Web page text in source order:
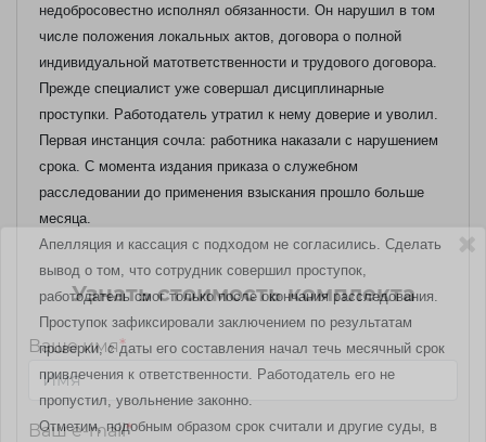
недобросовестно исполнял обязанности. Он нарушил в том
числе положения локальных актов, договора о полной
индивидуальной матответственности и трудового договора.
Прежде специалист уже совершал дисциплинарные
проступки. Работодатель утратил к нему доверие и уволил.
Первая инстанция сочла: работника наказали с нарушением
срока. С момента издания приказа о служебном
расследовании до применения взыскания прошло больше
месяца.
Апелляция и кассация с подходом не согласились. Сделать
вывод о том, что сотрудник совершил проступок,
работодатель смог только после окончания расследования.
Проступок зафиксировали заключением по результатам
проверки, с даты его составления начал течь месячный срок
привлечения к ответственности. Работодатель его не
пропустил, увольнение законно.
Отметим, подобным образом срок считали и другие суды, в
Узнать стоимость комплекта
Ваше имя*
Ваш e-mail*